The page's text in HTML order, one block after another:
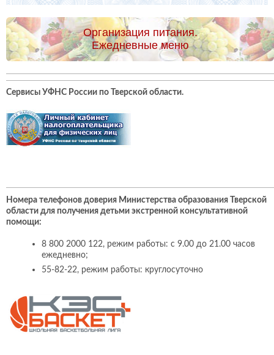
Организация питания.
Ежедневные меню
Сервисы УФНС России по Тверской области.
Номера телефонов доверия Министерства образования Тверской
области для получения детьми экстренной консультативной
помощи:
8 800 2000 122, режим работы: с 9.00 до 21.00 часов
ежедневно;
55-82-22, режим работы: круглосуточно